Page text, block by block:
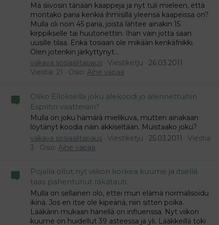
Mä siivosin tänään kaappeja ja nyt tuli mieleen, että
montako paria kenkiä ihmisillä yleensä kaapeissa on?
Mulla oli noin 45 paria, joista lähtee ainakin 15
kirppikselle tai huutonettiin. Ihan vain jotta saan
uusille tilaa. Enkä tosiaan ole mikään kenkäfriikki.
Olen jotenkin järkyttynyt...
vakava sosiaalitapaus
Viestiketju
26.03.2011
Viestiä: 21
Osio: Aihe vapaa
Oliko Elloksella joku alekoodi jo alennettuihin
Espritin vaatteisiin?
Mulla on joku hämärä mielikuva, mutten ainakaan
löytänyt koodia näin äkkiseltään. Muistaako joku?
vakava sosiaalitapaus
Viestiketju 25.03.2011
Viestiä:
3
Osio: Aihe vapaa
Pojalla ollut nyt viikon korkea kuume ja itsellä
taas pahentunut räkätauti.
Mulla on sellainen olo, ettei mun elämä normalisoidu
ikinä. Jos en itse ole kipeänä, niin sitten poika.
Lääkärin mukaan hänellä on influenssa. Nyt viikon
kuume on huidellut 39 asteessa ja yli. Lääkkeillä toki